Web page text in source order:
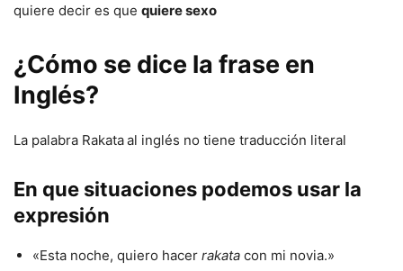
quiere decir es que quiere sexo
¿Cómo se dice la frase en
Inglés?
La palabra Rakataal inglés no tiene traducción literal
En que situaciones podemos usar la
expresión
«Esta noche, quiero hacer rakata con mi novia.»